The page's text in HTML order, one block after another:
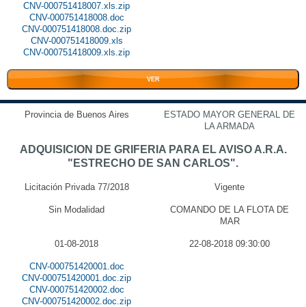
CNV-000751418007.xls.zip
CNV-000751418008.doc
CNV-000751418008.doc.zip
CNV-000751418009.xls
CNV-000751418009.xls.zip
VER
Provincia de Buenos Aires
ESTADO MAYOR GENERAL DE
LA ARMADA
ADQUISICION DE GRIFERIA PARA EL AVISO A.R.A.
"ESTRECHO DE SAN CARLOS".
Licitación Privada 77/2018 Vigente
Sin Modalidad
COMANDO DE LA FLOTA DE
MAR
01-08-2018 22-08-2018 09:30:00
CNV-000751420001.doc
CNV-000751420001.doc.zip
CNV-000751420002.doc
CNV-000751420002.doc.zip